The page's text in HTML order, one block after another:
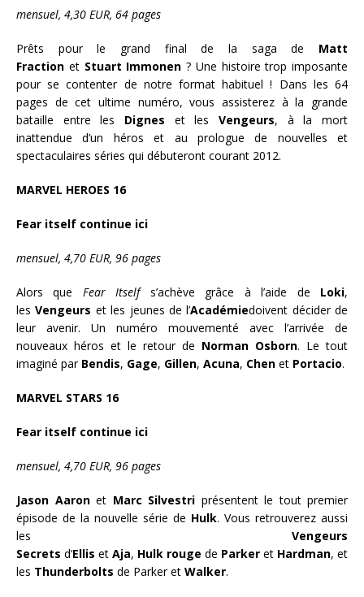
mensuel, 4,30 EUR, 64 pages
Prêts pour le grand final de la saga de Matt
Fraction etStuart Immonen ? Une histoire trop imposante
pour se contenter de notre format habituel ! Dans les 64
pages de cet ultime numéro, vous assisterez à la grande
bataille entre les Dignes et les Vengeurs, à la mort
inattendue d’un héros et au prologue de nouvelles et
spectaculaires séries qui débuteront courant 2012.
MARVEL HEROES 16
Fear itself continue ici
mensuel, 4,70 EUR, 96 pages
Alors que Fear Itselfs’achève grâce à l’aide de Loki,
lesVengeurs et les jeunes de l’Académiedoivent décider de
leur avenir. Un numéro mouvementé avec l’arrivée de
nouveaux héros et le retour de Norman Osborn. Le tout
imaginé par Bendis, Gage, Gillen, Acuna, Chen et Portacio.
MARVEL STARS 16
Fear itself continue ici
mensuel, 4,70 EUR, 96 pages
Jason Aaronet Marc Silvestri présentent le tout premier
épisode de la nouvelle série de Hulk. Vous retrouverez aussi
les Vengeurs
Secrets d’Ellis et Aja, Hulk rouge de Parker et Hardman, et
les Thunderbolts de Parker et Walker.